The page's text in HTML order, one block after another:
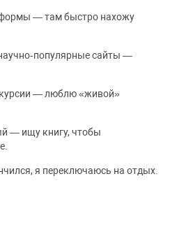
— там быстро нахожу
сайты —
— люблю «живой»
— ищу книгу, чтобы
я переключаюсь на отдых.